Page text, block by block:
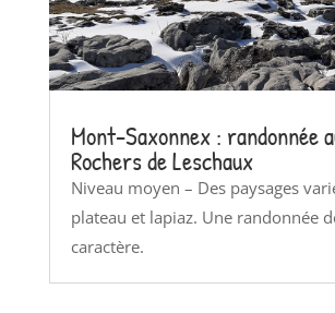
Mont-Saxonnex : randonnée
Rochers de Leschaux
Niveau moyen – Des paysages
plateau et lapiaz. Une randonnée
caractère.